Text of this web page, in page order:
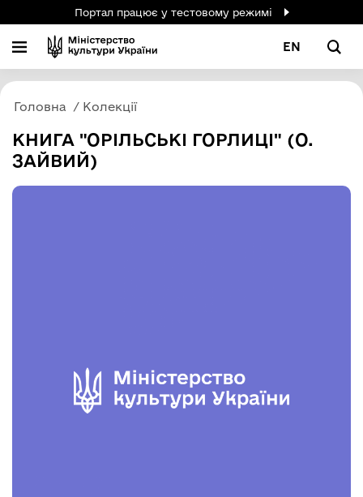
Портал працює у тестовому режимі
EN
Головна Колекції
КНИГА "ОРІЛЬСЬКІ ГОРЛИЦІ" (О.
ЗАЙВИЙ)